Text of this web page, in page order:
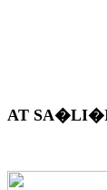
AT SA�LI�I